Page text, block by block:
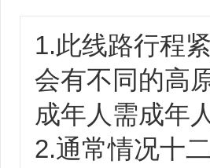
1.此线路行程
会有不同的高
成年人需成年
2.通常情况十